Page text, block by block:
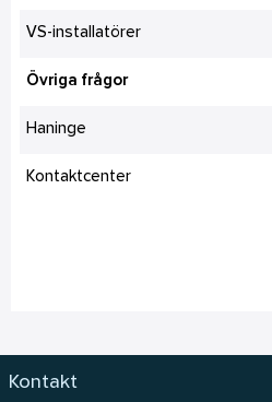
VS-installatörer
Övriga frågor
Haninge
Kontaktcenter
Kontakt